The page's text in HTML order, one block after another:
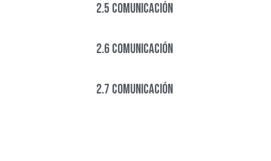
2.5 COMUNICACIÓN ​
2.6 COMUNICACIÓN ​
2.7 COMUNICACIÓN ​​